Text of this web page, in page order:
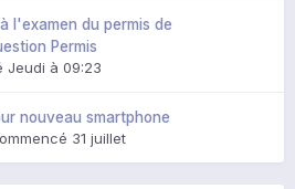
l'examen du permis de
Permis
Jeudi à 09:23
nouveau smartphone
31 juillet